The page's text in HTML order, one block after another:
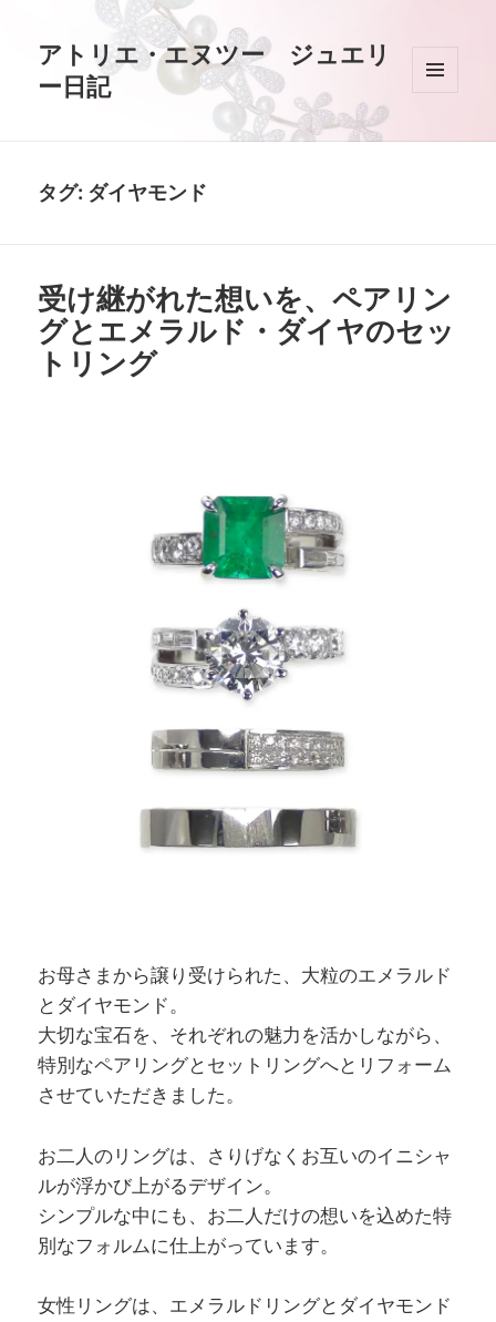
アトリエ・エヌツー ジュエリ
ー日記
ィジェ
タグ: ダイヤモンド
受け継がれた想いを、ペアリン
グとエメラルド・ダイヤのセッ
トリング
お母さまから譲り受けられた、大粒のエメラルド
とダイヤモンド。
大切な宝石を、それぞれの魅力を活かしながら、
特別なペアリングとセットリングへとリフォーム
させていただきました。
お二人のリングは、さりげなくお互いのイニシャ
ルが浮かび上がるデザイン。
シンプルな中にも、お二人だけの想いを込めた特
別なフォルムに仕上がっています。
女性リングは、エメラルドリングとダイヤモンド